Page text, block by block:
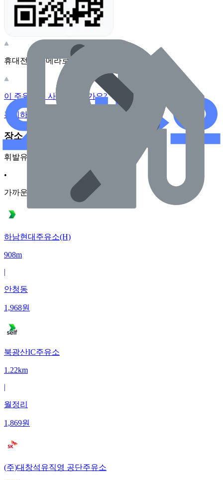
휴대전화 카메라로 찍어보세요
이 주유소의 사장님이신가요?
관리하기
장소 근처 주유소
휘발유
•
가까운순
하남현대주유소(H)
908m
|
안청동
1,968원
북광산IC주유소
1.22km
|
월정리
1,869원
(주)대창석유직영 공단주유소